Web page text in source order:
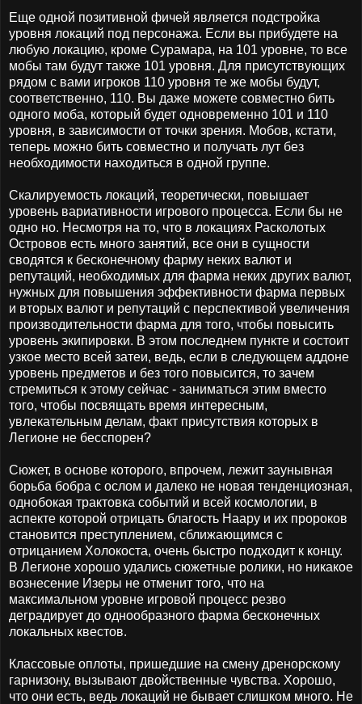
Еще одной позитивной фичей является подстройка
уровня локаций под персонажа. Если вы прибудете на
любую локацию, кроме Сурамара, на 101 уровне, то все
мобы там будут также 101 уровня. Для присутствующих
рядом с вами игроков 110 уровня те же мобы будут,
соответственно, 110. Вы даже можете совместно бить
одного моба, который будет одновременно 101 и 110
уровня, в зависимости от точки зрения. Мобов, кстати,
теперь можно бить совместно и получать лут без
необходимости находиться в одной группе.
Скалируемость локаций, теоретически, повышает
уровень вариативности игрового процесса. Если бы не
одно но. Несмотря на то, что в локациях Расколотых
Островов есть много занятий, все они в сущности
сводятся к бесконечному фарму неких валют и
репутаций, необходимых для фарма неких других валют,
нужных для повышения эффективности фарма первых
и вторых валют и репутаций с перспективой увеличения
производительности фарма для того, чтобы повысить
уровень экипировки. В этом последнем пункте и состоит
узкое место всей затеи, ведь, если в следующем аддоне
уровень предметов и без того повысится, то зачем
стремиться к этому сейчас - заниматься этим вместо
того, чтобы посвящать время интересным,
увлекательным делам, факт присутствия которых в
Легионе не бесспорен?
Сюжет, в основе которого, впрочем, лежит заунывная
борьба бобра с ослом и далеко не новая тенденциозная,
однобокая трактовка событий и всей космологии, в
аспекте которой отрицать благость Наару и их пророков
становится преступлением, сближающимся с
отрицанием Холокоста, очень быстро подходит к концу.
В Легионе хорошо удались сюжетные ролики, но никакое
вознесение Изеры не отменит того, что на
максимальном уровне игровой процесс резво
деградирует до однообразного фарма бесконечных
локальных квестов.
Классовые оплоты, пришедшие на смену дренорскому
гарнизону, вызывают двойственные чувства. Хорошо,
что они есть, ведь локаций не бывает слишком много. Не